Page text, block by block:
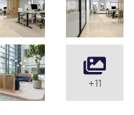
+11